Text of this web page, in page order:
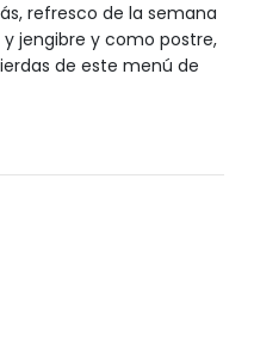
refresco de la semana
jengibre y como postre,
de este menú de